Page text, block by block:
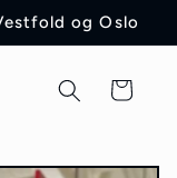
og Oslo
Handlekurv